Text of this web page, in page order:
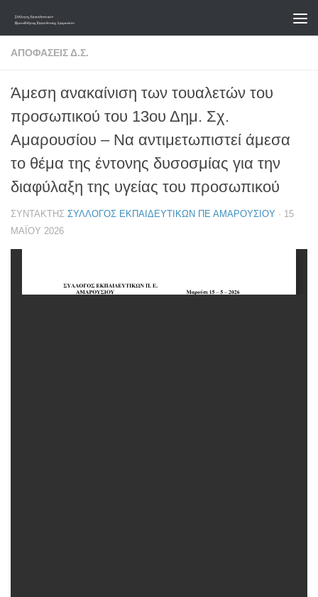
Skip to content
ΑΠΟΦΆΣΕΙΣ Δ.Σ.
Άμεση ανακαίνιση των τουαλετών του
προσωπικού του 13ου Δημ. Σχ.
Αμαρουσίου – Να αντιμετωπιστεί άμεσα
το θέμα της έντονης δυσοσμίας για την
διαφύλαξη της υγείας του προσωπικού
ΣΥΝΤΆΚΤΗΣ ΣΎΛΛΟΓΟΣ ΕΚΠΑΙΔΕΥΤΙΚΏΝ ΠΕ ΑΜΑΡΟΥΣΊΟΥ · 15
ΜΑΪ́ΟΥ 2026